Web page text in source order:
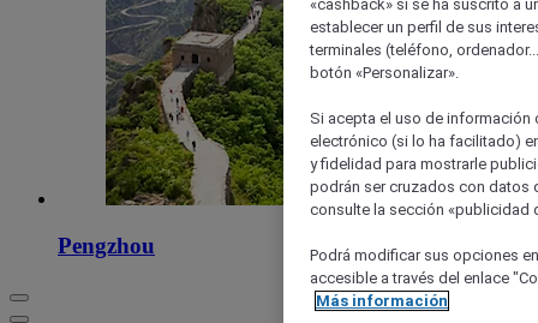
Pengzhou
«cashback» si se ha suscrito a
establecer un perfil de sus
terminales (teléfono,
botón «Personalizar».
Si acepta el uso de
electrónico (si lo ha facilitado)
y fidelidad para mostrarle
podrán ser cruzados con datos
consulte la sección «publicidad
Podrá modificar sus opciones
accesible a través del enlace
Más información